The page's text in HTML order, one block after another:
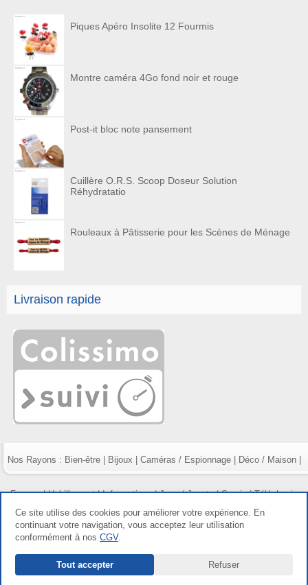
Piques Apéro Insolite 12 Fourmis
Montre caméra 4Go fond noir et rouge
Post-it bloc note pansement
Cuillère O.R.S. Scoop Doseur Solution
Réhydratatio
Rouleaux à Pâtisserie pour les Scènes de Ménage
Livraison rapide
Nos Rayons : Bien-être| Bijoux Caméras / Espionnage| Déco / Maison|
Fumeur|Habillement|Informatique|Jeux / Jouets|Survie|Téléphonie
Copyright gdetout.fr 2026, tous droits réservés |
générales de vente
Ce site utilise des cookies pour améliorer votre expérience. En
continuant votre navigation, vous acceptez leur utilisation
conformément à nos CGV.
Tout accepter Refuser